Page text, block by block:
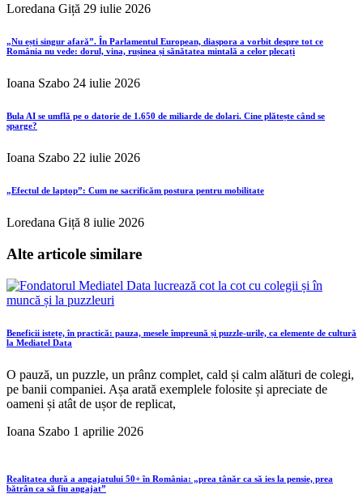
Loredana Giță 29 iulie 2026
„Nu ești singur afară”. În Parlamentul European, diaspora a vorbit despre tot ce
România nu vede: dorul, vina, rușinea și sănătatea mintală a celor plecați
Ioana Szabo 24 iulie 2026
Bula AI se umflă pe o datorie de 1.650 de miliarde de dolari. Cine plătește când se
sparge?
Ioana Szabo 22 iulie 2026
„Efectul de laptop”: Cum ne sacrificăm postura pentru mobilitate
Loredana Giță 8 iulie 2026
Alte articole similare
Beneficii istețe, în practică: pauza, mesele împreună și puzzle-urile, ca elemente de cultură
la Mediatel Data
O pauză, un puzzle, un prânz complet, cald și calm alături de colegi,
pe banii companiei. Așa arată exemplele folosite și apreciate de
oameni și atât de ușor de replicat,
Ioana Szabo 1 aprilie 2026
Realitatea dură a angajatului 50+ în România: „prea tânăr ca să ies la pensie, prea
bătrân ca să fiu angajat”